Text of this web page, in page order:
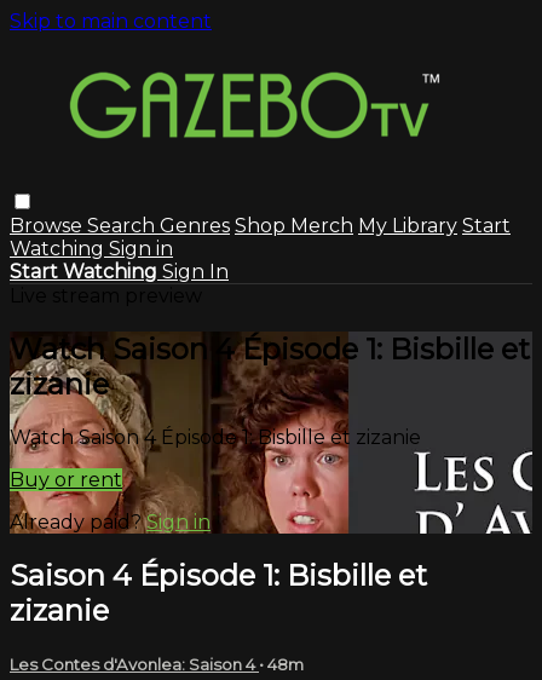
Skip to main content
Browse Search Genres Shop Merch My Library Start
Watching Sign in
Start Watching Sign In
Watch Saison 4 Épisode 1: Bisbille et
zizanie
Watch Saison 4 Épisode 1: Bisbille et zizanie
Buy or rent
Already paid?Sign in
Saison 4 Épisode 1: Bisbille et
zizanie
Les Contes d'Avonlea: Saison 4• 48m